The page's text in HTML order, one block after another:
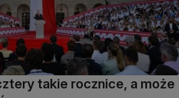
takie rocznice, a może